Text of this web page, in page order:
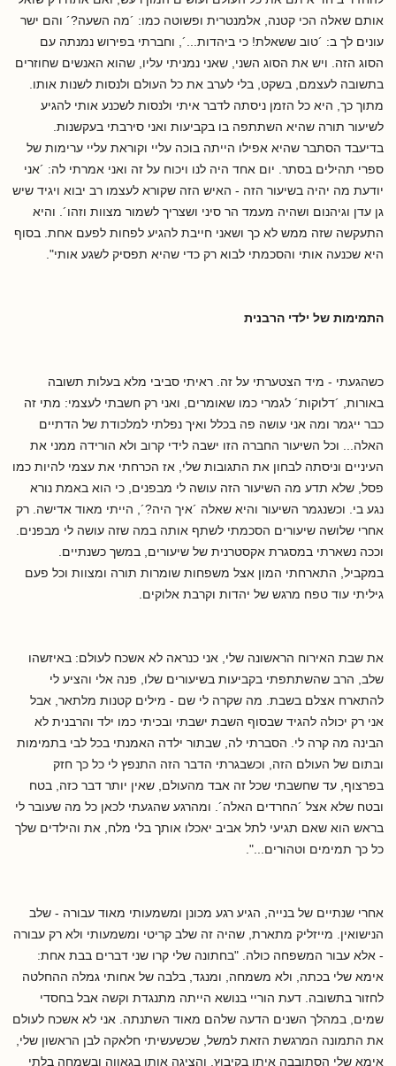
אותם שאלה הכי קטנה, אלמנטרית ופשוטה כמו: ´מה השעה?´ והם ישר
עונים לך ב: ´טוב ששאלת! כי ביהדות...´, וחברתי בפירוש נמנתה עם
הסוג הזה. ויש את הסוג השני, שאני נמניתי עליו, שהוא האנשים שחוזרים
בתשובה לעצמם, בשקט, בלי לערב את כל העולם ולנסות לשנות אותו.
מתוך כך, היא כל הזמן ניסתה לדבר איתי ולנסות לשכנע אותי להגיע
לשיעור תורה שהיא השתתפה בו בקביעות ואני סירבתי בעקשנות.
בדיעבד הסתבר שהיא אפילו הייתה בוכה עליי וקוראת עליי ערימות של
ספרי תהילים בסתר. יום אחד היה לנו ויכוח על זה ואני אמרתי לה: ´אני
יודעת מה יהיה בשיעור הזה - האיש הזה שקורא לעצמו רב יבוא ויגיד שיש
גן עדן וגיהנום ושהיה מעמד הר סיני ושצריך לשמור מצוות וזהו´. והיא
התעקשה שזה ממש לא כך ושאני חייבת להגיע לפחות לפעם אחת. בסוף
היא שכנעה אותי והסכמתי לבוא רק כדי שהיא תפסיק לשגע אותי".
התמימות של ילדי הרבנית
כשהגעתי - מיד הצטערתי על זה. ראיתי סביבי מלא בעלות תשובה
באורות, ´דלוקות´ לגמרי כמו שאומרים, ואני רק חשבתי לעצמי: מתי זה
כבר ייגמר ומה אני עושה פה בכלל ואיך נפלתי למלכודת של הדתיים
האלה... וכל השיעור החברה הזו ישבה לידי קרוב ולא הורידה ממני את
העיניים וניסתה לבחון את התגובות שלי, אז הכרחתי את עצמי להיות כמו
פסל, שלא תדע מה השיעור הזה עושה לי מבפנים, כי הוא באמת נורא
נגע בי. וכשנגמר השיעור והיא שאלה ´איך היה?´, הייתי מאוד אדישה. רק
אחרי שלושה שיעורים הסכמתי לשתף אותה במה שזה עושה לי מבפנים.
וככה נשארתי במסגרת אקסטרנית של שיעורים, במשך כשנתיים.
במקביל, התארחתי המון אצל משפחות שומרות תורה ומצוות וכל פעם
גיליתי עוד טפח מרגש של יהדות וקרבת אלוקים.
את שבת האירוח הראשונה שלי, אני כנראה לא אשכח לעולם: באיזשהו
שלב, הרב שהשתתפתי בקביעות בשיעורים שלו, פנה אלי והציע לי
להתארח אצלם בשבת. מה שקרה לי שם - מילים קטנות מלתאר, אבל
אני רק יכולה להגיד שבסוף השבת ישבתי ובכיתי כמו ילד והרבנית לא
הבינה מה קרה לי. הסברתי לה, שבתור ילדה האמנתי בכל לבי בתמימות
ובתום של העולם הזה, וכשבגרתי הדבר הזה התנפץ לי כל כך חזק
בפרצוף, עד שחשבתי שכל זה אבד מהעולם, שאין יותר דבר כזה, בטח
ובטח שלא אצל ´החרדים האלה´. ומהרגע שהגעתי לכאן כל מה שעובר לי
בראש הוא שאם תגיעי לתל אביב יאכלו אותך בלי מלח, את והילדים שלך
כל כך תמימים וטהורים...".
אחרי שנתיים של בנייה, הגיע רגע מכונן ומשמעותי מאוד עבורה - שלב
הנישואין. מייזליק מתארת, שהיה זה שלב קריטי ומשמעותי ולא רק עבורה
- אלא עבור המשפחה כולה. "בחתונה שלי קרו שני דברים בבת אחת:
אימא שלי בכתה, ולא משמחה, ומנגד, בלבה של אחותי גמלה ההחלטה
לחזור בתשובה. דעת הוריי בנושא הייתה מתנגדת וקשה אבל בחסדי
שמים, במהלך השנים הדעה שלהם מאוד השתנתה. אני לא אשכח לעולם
את התמונה המרגשת הזאת למשל, שכשעשיתי חלאקה לבן הראשון שלי,
אימא שלי הסתובבה איתו בקיבוץ, והציגה אותו בגאווה ובשמחה בלתי